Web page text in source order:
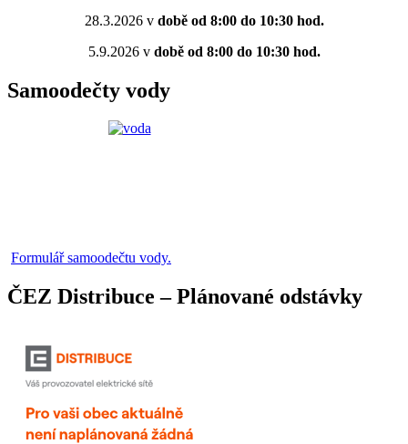
28.3.2026 vdobě od 8:00 do 10:30 hod.
5.9.2026 vdobě od 8:00 do 10:30 hod.
Samoodečty vody
Formulář samoodečtu vody.
ČEZ Distribuce – Plánované odstávky